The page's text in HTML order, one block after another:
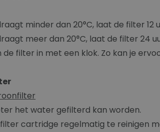
minder dan 20°C, laat de filter 12
meer dan 20°C, laat de filter 24
de filter in met een klok. Zo kan je
het water gefilterd kan worden.
cartridge regelmatig te reinigen